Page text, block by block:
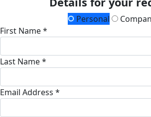
Personal
First Name *
Last Name *
Email Address *